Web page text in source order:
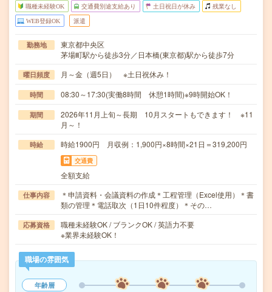
職種未経験OK 交通費別途支給あり 土日祝日が休み 残業なし
WEB登録OK 派遣
勤務地
東京都中央区
茅場町駅から徒歩3分／日本橋(東京都)駅から徒歩7分
曜日頻度 月～金（週5日） ※土日祝休み！
時間 08:30～17:30(実働8時間 休憩1時間)※9時開始OK！
期間
2026年11月上旬～長期 10月スタートもできます！ ※11
月～！
時給 時給1900円 月収例：1,900円×8時間×21日＝319,200円
交通費
全額支給
仕事内容
＊申請資料・会議資料の作成＊工程管理（Excel使用）＊書
類の管理＊電話取次（1日10件程度）＊その…
応募資格
職種未経験OK / ブランクOK / 英語力不要
※業界未経験OK！
職場の雰囲気
年齢層